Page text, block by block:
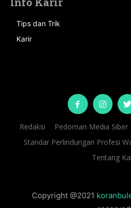
Tips dan Trik
Karir
Redaksi Pedoman Media Siber
Standar Perlindungan Profesi
Tentang
Copyright @2021